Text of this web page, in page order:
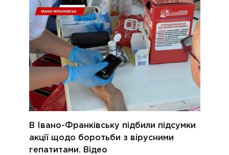
В Івано-Франківську підбили підсумки
акції щодо боротьби з вірусними
гепатитами. Відео